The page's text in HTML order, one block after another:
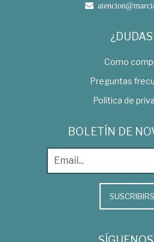
Como
Preguntas
Política de
BOLETÍN DE